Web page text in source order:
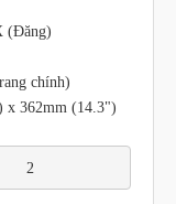
(Đăng)
chính)
x 362mm (14.3")
2